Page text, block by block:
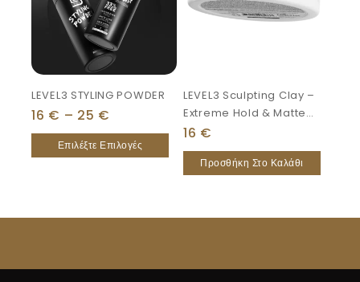
LEVEL3 STYLING POWDER
16 € – 25 €
Επιλέξτε Επιλογές
LEVEL3 Sculpting Clay –
Extreme Hold & Matte
Finish
16 €
Προσθήκη Στο Καλάθι